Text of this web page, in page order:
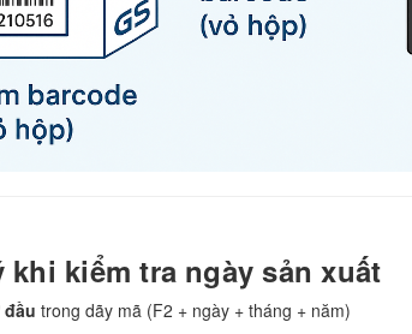
kiểm tra ngày sản xuất
trong dãy mã (F2 + ngày + tháng + năm)